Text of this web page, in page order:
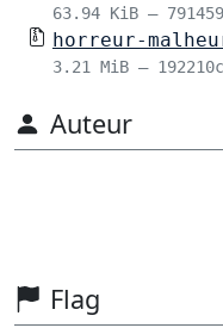
63.94 KiB –
horreur-
3.21 MiB –
Auteur
Flag